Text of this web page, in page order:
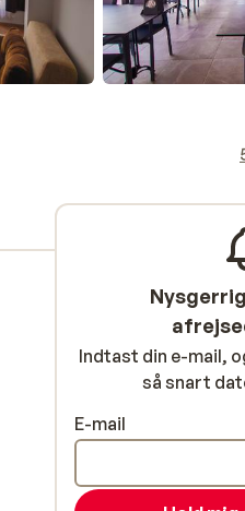
Indtast din e-mail,
så snart
E-mail